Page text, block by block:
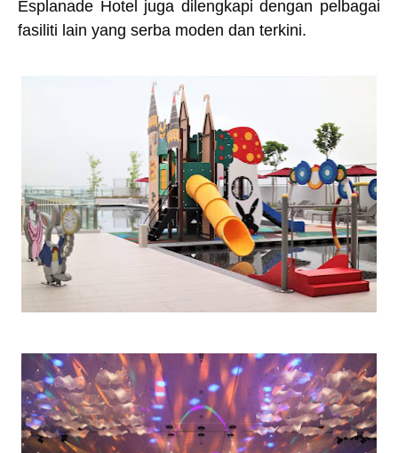
Esplanade Hotel juga dilengkapi dengan pelbagai
fasiliti lain yang serba moden dan terkini.